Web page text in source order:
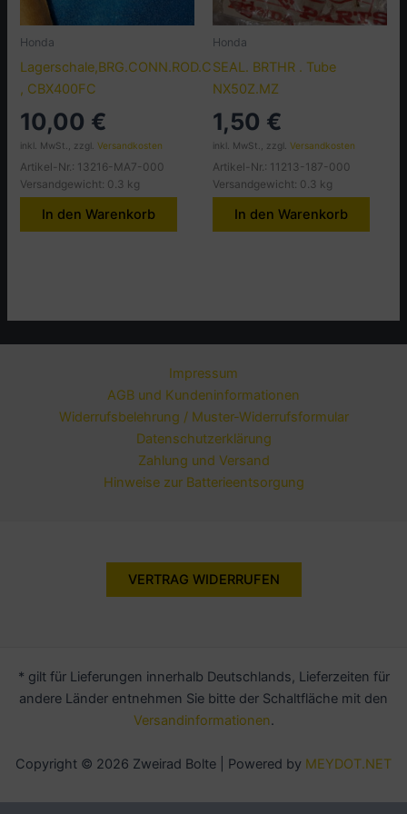
Honda
Lagerschale,BRG.CONN.ROD.C
, CBX400FC
10,00 €
inkl. MwSt., zzgl.Versandkosten
Artikel-Nr.: 13216-MA7-000
Versandgewicht: 0.3 kg
In den Warenkorb
Honda
SEAL. BRTHR . Tube
NX50Z.MZ
1,50 €
inkl. MwSt., zzgl. Versandkosten
Artikel-Nr.: 11213-187-000
Versandgewicht: 0.3 kg
In den Warenkorb
Impressum
AGB und Kundeninformationen
Widerrufsbelehrung / Muster-Widerrufsformular
Datenschutzerklärung
Zahlung und Versand
Hinweise zur Batterieentsorgung
VERTRAG WIDERRUFEN
* gilt für Lieferungen innerhalb Deutschlands, Lieferzeiten für
andere Länder entnehmen Sie bitte der Schaltfläche mit den
Versandinformationen.
Copyright © 2026 Zweirad Bolte | Powered by MEYDOT.NET